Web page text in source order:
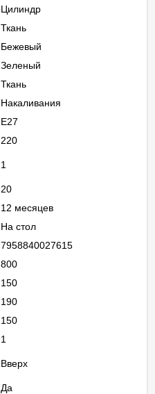
Цилиндр
Ткань
Бежевый
Зеленый
Ткань
Накаливания
E27
220
1
20
12 месяцев
На стол
7958840027615
800
150
190
150
1
Вверх
Да